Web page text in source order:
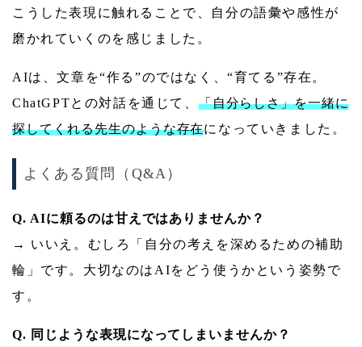
こうした表現に触れることで、自分の語彙や感性が
磨かれていくのを感じました。
AIは、文章を“作る”のではなく、“育てる”存在。
ChatGPTとの対話を通じて、 「自分らしさ」を一緒に
探してくれる先生のような存在になっていきました。
よくある質問（Q&A）
Q. AIに頼るのは甘えではありませんか？
→ いいえ。むしろ「自分の考えを深めるための補助
輪」です。大切なのはAIをどう使うかという姿勢で
す。
Q. 同じような表現になってしまいませんか？